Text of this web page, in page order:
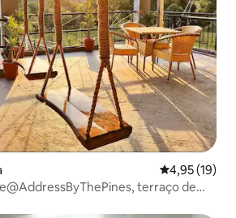
4,95 de uma
4,95 (19)
terraço de